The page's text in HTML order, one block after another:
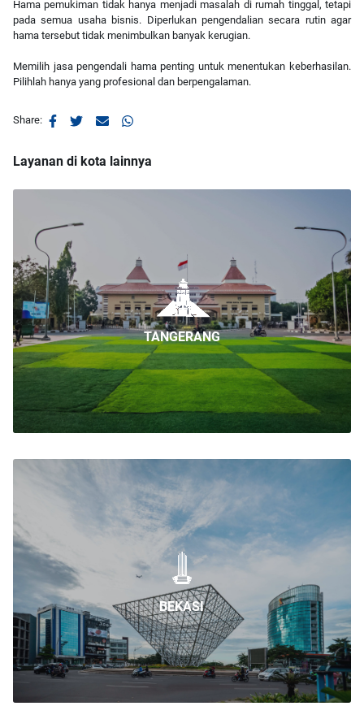
Hama pemukiman tidak hanya menjadi masalah di rumah tinggal, tetapi
pada semua usaha bisnis. Diperlukan pengendalian secara rutin agar
hama tersebut tidak menimbulkan banyak kerugian.
Memilih jasa pengendali hama penting untuk menentukan keberhasilan.
Pilihlah hanya yang profesional dan berpengalaman.
Share:
Layanan di kota lainnya
TANGERANG
BEKASI